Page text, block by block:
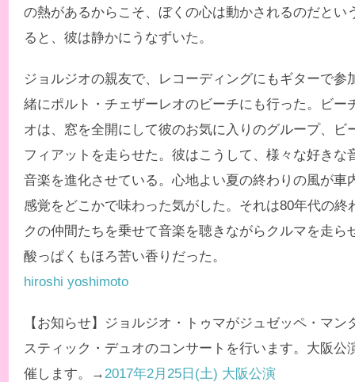
の熱があるからこそ、ぼくの心は動かされるのだとい
ると、彼は静かにうなずいた。
ジョルジオの親友で、レコーディングにもギターで参
緒にポルト・チェザーレオのビーチにも行った。ビー
オは、窓を全開にして彼のお気に入りのグループ、ビ
フィアットを走らせた。彼はこうして、様々な好きな
音楽を進化させている。心地よい夏の終わりの風が車
感覚をどこかで味わった気がした。それは80年代の終
クの仲間たちを乗せて音楽を聴きながらクルマを走ら
酸っぱくもほろ苦い香りだった。
hiroshi yoshimoto
【お知らせ】ジョルジオ・トゥマがジュゼッペ・マ
スティック・デュオのコンサートを行います。大阪公
催します。→2017年2月25日(土) 大阪公演